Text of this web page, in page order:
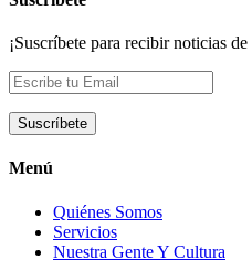
¡Suscríbete para recibir noticias
Menú
Quiénes Somos
Servicios
Nuestra Gente Y Cultura